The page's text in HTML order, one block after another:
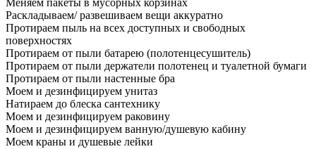
Меняем пакеты в мусорных корзинах
Раскладываем/ развешиваем вещи аккуратно
Протираем пыль на всех доступных и свободных
поверхностях
Протираем от пыли батарею (полотенцесушитель)
Протираем от пыли держатели полотенец и туалетной бумаги
Протираем от пыли настенные бра
Моем и дезинфицируем унитаз
Натираем до блеска сантехнику
Моем и дезинфицируем раковину
Моем и дезинфицируем ванную/душевую кабину
Моем краны и душевые лейки